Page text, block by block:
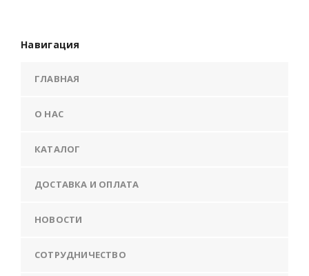
Навигация
ГЛАВНАЯ
О НАС
КАТАЛОГ
ДОСТАВКА И ОПЛАТА
НОВОСТИ
СОТРУДНИЧЕСТВО